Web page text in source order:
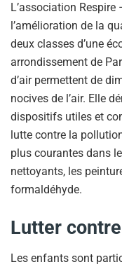
L’association
l’amélioration de la
deux classes d’une
arrondissement de
d’air permettent de
nocives de l’air. Elle
dispositifs utiles et
lutte contre la
plus courantes dans
nettoyants, les
formaldéhyde.
Lutter
Les enfants sont